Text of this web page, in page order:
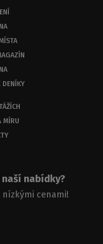
DENÍKY
MÍRU
nabídky?
nízkými cenami!